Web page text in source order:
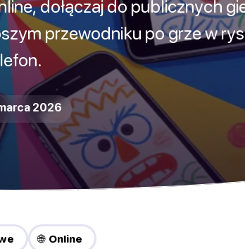
dołączaj do publicznych
przewodniku po grze w
2026
🌐 Online